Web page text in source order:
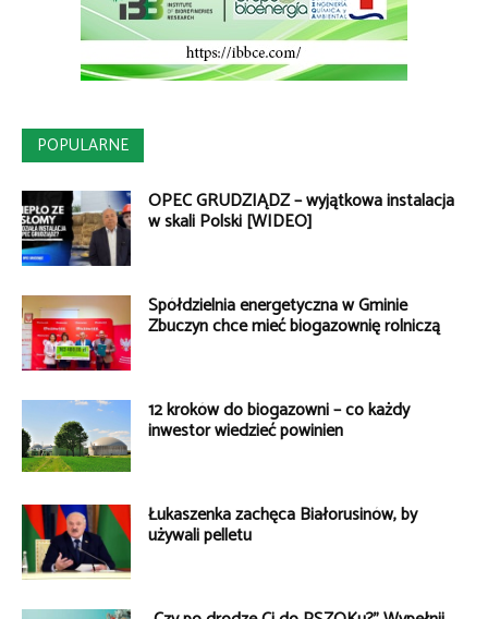
POPULARNE
OPEC GRUDZIĄDZ – wyjątkowa instalacja
w skali Polski [WIDEO]
Spółdzielnia energetyczna w Gminie
Zbuczyn chce mieć biogazownię rolniczą
12 kroków do biogazowni – co każdy
inwestor wiedzieć powinien
Łukaszenka zachęca Białorusinów, by
używali pelletu